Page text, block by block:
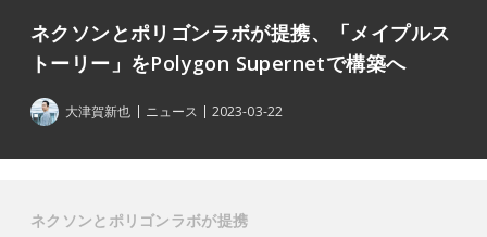
ネクソンとポリゴンラボが提携、「メイプルス
トーリー」をPolygon Supernetで構築へ
大津賀新也 ニュース 2023-03-22
ネクソンとポリゴンラボが提携